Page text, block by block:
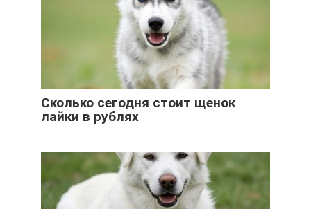
Сколько сегодня стоит щенок
лайки в рублях